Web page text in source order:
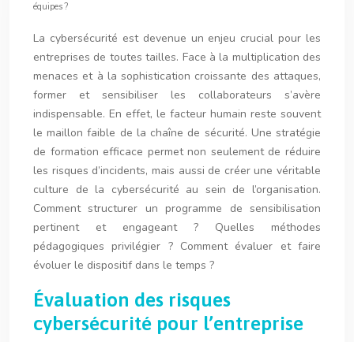
équipes ?
La cybersécurité est devenue un enjeu crucial pour les
entreprises de toutes tailles. Face à la multiplication des
menaces et à la sophistication croissante des attaques,
former et sensibiliser les collaborateurs s’avère
indispensable. En effet, le facteur humain reste souvent
le maillon faible de la chaîne de sécurité. Une stratégie
de formation efficace permet non seulement de réduire
les risques d’incidents, mais aussi de créer une véritable
culture de la cybersécurité au sein de l’organisation.
Comment structurer un programme de sensibilisation
pertinent et engageant ? Quelles méthodes
pédagogiques privilégier ? Comment évaluer et faire
évoluer le dispositif dans le temps ?
Évaluation des risques
cybersécurité pour l’entreprise